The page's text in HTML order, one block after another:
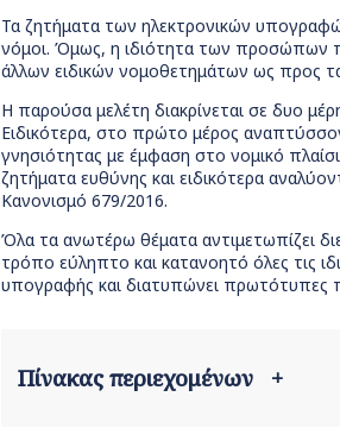
Τα ζητήματα των ηλεκτρονικών
νόμοι. Όμως, η ιδιότητα των προσώπων
άλλων ειδικών νομοθετημάτων ως προς
Η παρούσα μελέτη διακρίνεται σε δυο
Ειδικότερα, στο πρώτο μέρος
γνησιότητας με έμφαση στο νομικό
ζητήματα ευθύνης και ειδικότερα
Κανονισμό 679/2016.
Όλα τα ανωτέρω θέματα αντιμετωπίζει
τρόπο εύληπτο και κατανοητό όλες τις
υπογραφής και διατυπώνει πρωτότυπες
Πίνακας περιεχομένων +